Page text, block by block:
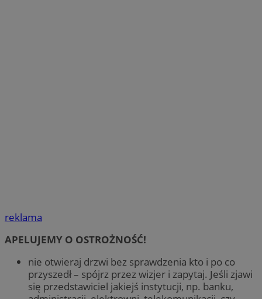
reklama
APELUJEMY O OSTROŻNOŚĆ!
nie otwieraj drzwi bez sprawdzenia kto i po co
przyszedł – spójrz przez wizjer i zapytaj. Jeśli zjawi
się przedstawiciel jakiejś instytucji, np. banku,